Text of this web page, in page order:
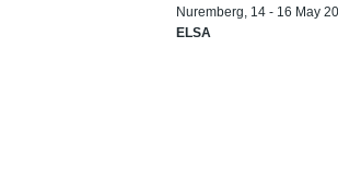
Nuremberg, 14 - 16 May
ELSA